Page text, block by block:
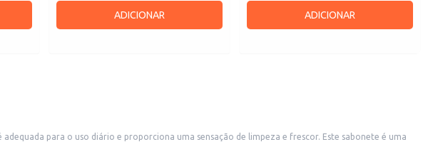
ADICIONAR ADICIONAR